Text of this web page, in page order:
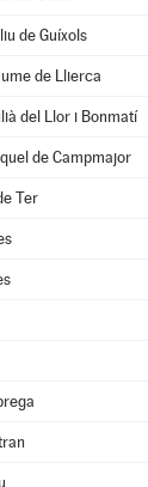
de Guíxols
de Llierca
del Llor i Bonmatí
de Campmajor
Ter